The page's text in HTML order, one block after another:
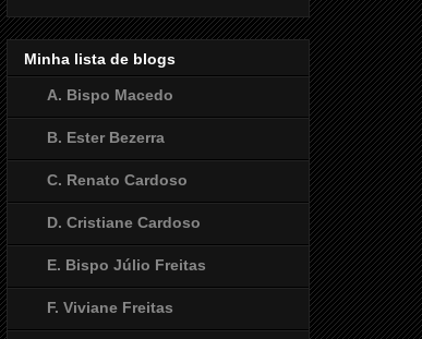
Minha lista de blogs
A. Bispo Macedo
B. Ester Bezerra
C. Renato Cardoso
D. Cristiane Cardoso
E. Bispo Júlio Freitas
F. Viviane Freitas